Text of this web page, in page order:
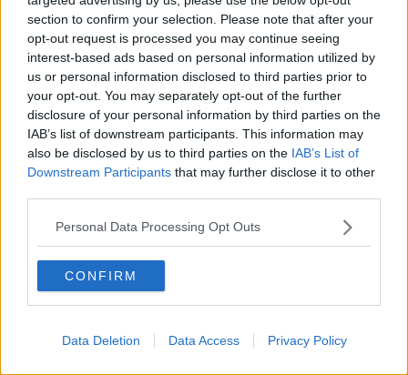
section to confirm your selection. Please note that after your
opt-out request is processed you may continue seeing
interest-based ads based on personal information utilized by
us or personal information disclosed to third parties prior to
your opt-out. You may separately opt-out of the further
disclosure of your personal information by third parties on the
IAB’s list of downstream participants. This information may
also be disclosed by us to third parties on the IAB’s List of
Downstream Participants that may further disclose it to other
Personal Data Processing Opt Outs
CONFIRM
Data Deletion Data Access Privacy Policy
Un manuale essenziale per seguire il CORRIDOIO BLU
Il corridoio blu
​Il cronoprogramma ottimale verso il full electric sui traghetti
​I costi dell’adeguamento al cold ironing
Alcune domande da esordiente agli esperti che decidono le
sorti dell’Elba
Verso il full electric a gestione pubblica dei traghetti​
​La Scienza dei Cittadini e i Cittadini per l’Aria
Trump e le sue guerre contro i deboli e contro la terra
​Le furbate elettorali della Meloni e la testardaggine
dell’opposizione
​Date loro l’Oscar al posto del Nobel per la Pace
L'umanizzazione dell'economia e della politica
​Dopo il diluvio dei NO: un patto intergenerazionale
​Un grandioso NO ai falchi teocratici e ai loro vassalli
La religione è la cocaina dei potenti
L’italiano vero e la paura che al referendum vinca il No
​Complottismo o capitalismo globale?